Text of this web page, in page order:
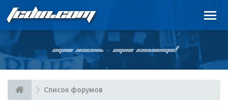
FCDIN.COM
ОДНА ЖИЗНЬ – ОДНА КОМАНДА!
Список форумов